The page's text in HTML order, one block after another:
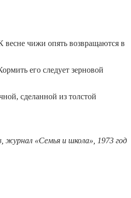
весне чижи опять возвращаются в
его следует зерновой
сделанной из толстой
журнал «Семья и школа», 1973 год